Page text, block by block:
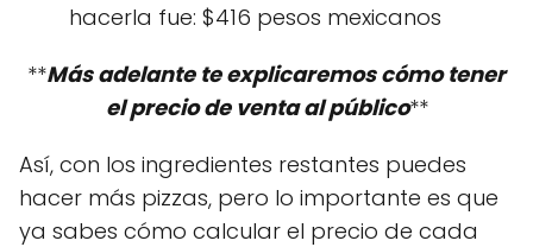
hacerla fue: $416 pesos mexicanos
**Más adelante te explicaremos cómo tener
el precio de venta al público**
Así, con los ingredientes restantes puedes
hacer más pizzas, pero lo importante es que
ya sabes cómo calcular el precio de cada